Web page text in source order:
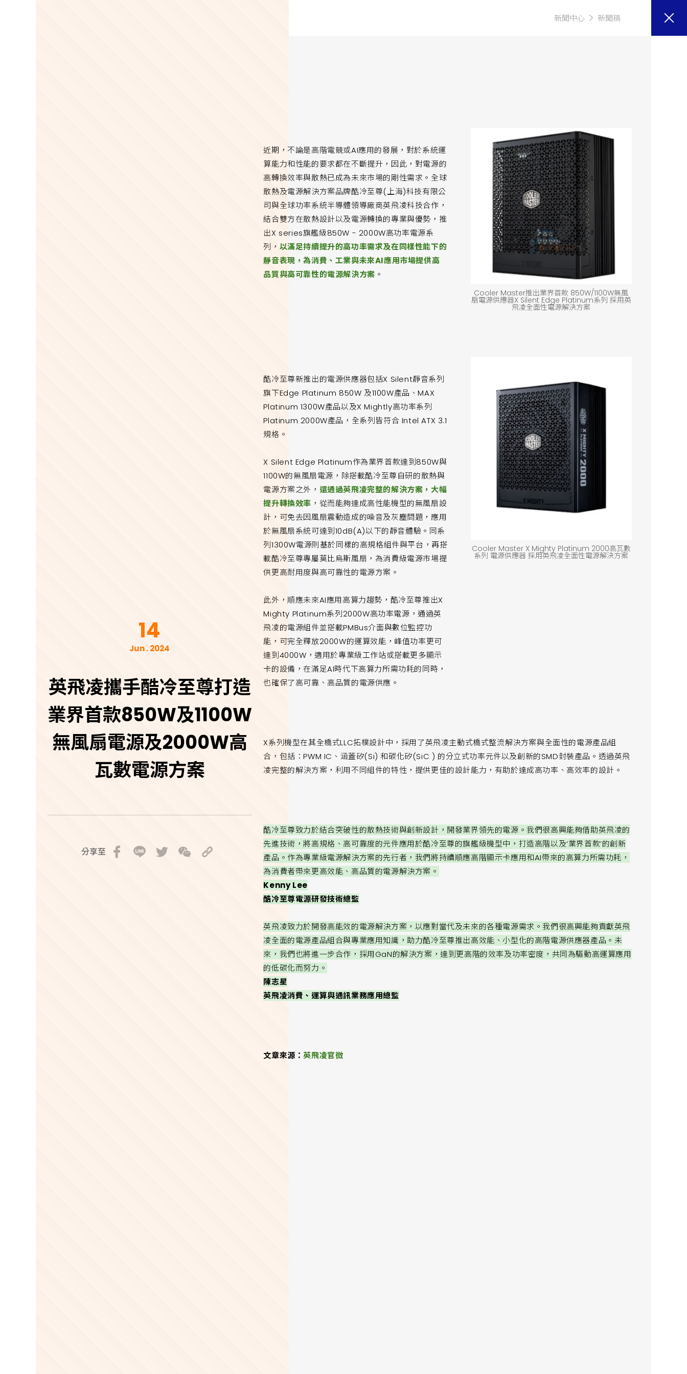
新聞中心 新聞稿
14
Jun . 2024
英飛凌攜手酷冷至尊打造
業界首款850W及1100W
無風扇電源及2000W高
瓦數電源方案
分享至
Cooler Master推出業界首款 850W/1100W無風
扇電源供應器X Silent Edge Platinum系列 採用英
飛凌全面性電源解決方案
近期，不論是高階電競或AI應用的發展，對於系統運
算能力和性能的要求都在不斷提升，因此，對電源的
高轉換效率與散熱已成為未來市場的剛性需求。全球
散熱及電源解決方案品牌酷冷至尊(上海)科技有限公
司與全球功率系統半導體領導廠商英飛凌科技合作，
結合雙方在散熱設計以及電源轉換的專業與優勢，推
出X series旗艦級850W - 2000W高功率電源系
列， 以滿足持續提升的高功率需求及在同樣性能下的
靜音表現，為消費、工業與未來AI應用市場提供高
品質與高可靠性的電源解決方案 。
Cooler Master X Mighty Platinum 2000高瓦數
系列 電源供應器 採用英飛凌全面性電源解決方案
酷冷至尊新推出的電源供應器包括X Silent靜音系列
旗下Edge Platinum 850W 及1100W產品、MAX
Platinum 1300W產品以及X Mightly高功率系列
Platinum 2000W產品，全系列皆符合 Intel ATX 3.1
規格。
X Silent Edge Platinum作為業界首款達到850W與
1100W的無風扇電源，除搭載酷冷至尊自研的散熱與
電源方案之外， 還通過英飛凌完整的解決方案，大幅
提升轉換效率 ，從而能夠達成高性能機型的無風扇設
計，可免去因風扇震動造成的噪音及灰塵問題，應用
於無風扇系統可達到10dB(A)以下的靜音體驗。同系
列1300W電源則基於同樣的高規格組件與平台，再搭
載酷冷至尊專屬莫比烏斯風扇，為消費級電源市場提
供更高耐用度與高可靠性的電源方案。
此外，順應未來AI應用高算力趨勢，酷冷至尊推出X
Mighty Platinum系列2000W高功率電源，通過英
飛凌的電源組件並搭載PMBus介面與數位監控功
能，可完全釋放2000W的運算效能，峰值功率更可
達到4000W，適用於專業級工作站或搭載更多顯示
卡的設備，在滿足AI時代下高算力所需功耗的同時，
也確保了高可靠、高品質的電源供應。
X系列機型在其全橋式LLC拓樸設計中，採用了英飛凌主動式橋式整流解決方案與全面性的電源產品組
合，包括：PWM IC、涵蓋矽(Si) 和碳化矽(SiC ) 的分立式功率元件以及創新的SMD封裝產品。透過英飛
凌完整的解決方案，利用不同組件的特性，提供更佳的設計能力，有助於達成高功率、高效率的設計。
酷冷至尊致力於結合突破性的散熱技術與創新設計，開發業界領先的電源。我們很高興能夠借助英飛凌的
先進技術，將高規格、高可靠度的元件應用於酷冷至尊的旗艦級機型中，打造高階以及‘業界首款’的創新
產品。作為專業級電源解決方案的先行者，我們將持續順應高階顯示卡應用和AI帶來的高算力所需功耗，
為消費者帶來更高效​​能、高品質的電源解決方案。
Kenny Lee
酷冷至尊電源研發技術總監
英飛凌致力於開發高能效的電源解決方案，以應對當代及未來的各種電源需求。我們很高興能夠貢獻英飛
凌全面的電源產品組合與專業應用知識，助力酷冷至尊推出高效能、小型化的高階電源供應器產品。未
來，我們也將進一步合作，採用GaN的解決方案，達到更高階的效率及功率密度，共同為驅動高運算應用
的低碳化而努力。
陳志星
英飛凌消費、運算與通訊業務應用總監
文章來源：英飛凌官微